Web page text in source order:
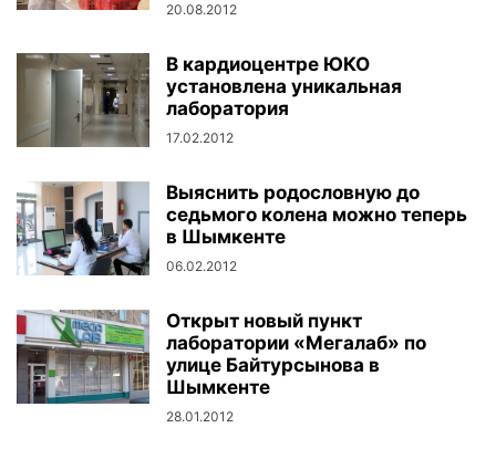
20.08.2012
В кардиоцентре ЮКО
установлена уникальная
лаборатория
17.02.2012
Выяснить родословную до
седьмого колена можно теперь
в Шымкенте
06.02.2012
Открыт новый пункт
лаборатории «Мегалаб» по
улице Байтурсынова в
Шымкенте
28.01.2012